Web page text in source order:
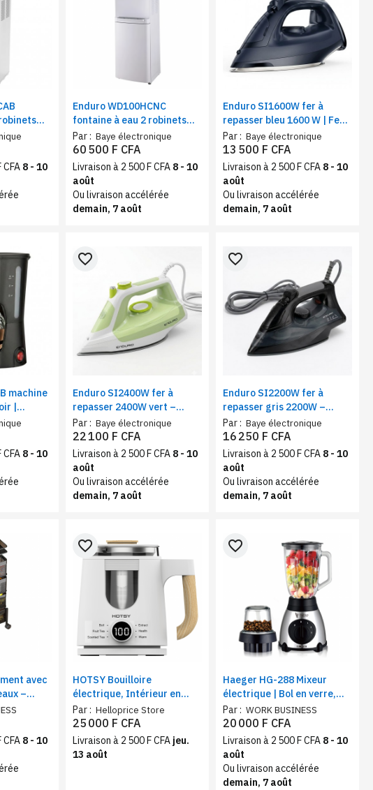
W
CFA 8 - 10
Enduro WD100HCNC
fontaine à eau 2 robinets
blanc | Distributeur d’eau
chaude et froide
Par : Baye électronique
60 500 F CFA
Livraison à 2 500 F CFA 8 - 10
août
Ou livraison accélérée
demain, 7 août
Enduro SI1600W fer à
repasser bleu 1600 W | Fer
vapeur Semelle
antiadhésive, réservoir
250ml
Par : Baye électronique
13 500 F CFA
Livraison à 2 500 F CFA 8 - 10
août
Ou livraison accélérée
demain, 7 août
machine
|
0,6L,
CFA 8 - 10
Enduro SI2400W fer à
repasser 2400W vert –
Repassage vapeur, spray,
semelle céramique,
réservoir 350ml
Par : Baye électronique
favorite_border
22 100 F CFA
Livraison à 2 500 F CFA 8 - 10
août
Ou livraison accélérée
demain, 7 août
Enduro SI2200W fer à
repasser gris 2200W –
Repassage vapeur, spray,
semelle antiadhésive
Par : Baye électronique
favorite_border
16 250 F CFA
Livraison à 2 500 F CFA 8 - 10
août
Ou livraison accélérée
demain, 7 août
avec
–
8 - 10
HOTSY Bouilloire
électrique, Intérieur en
inox Avec Filtre,
Thermostat Réglable,
Températures Préréglées,
0.8L, Puissance 600w
Par : Helloprice Store
favorite_border
25 000 F CFA
Livraison à 2 500 F CFA jeu.
13 août
Haeger HG-288 Mixeur
électrique | Bol en verre,
capacité 1.5 Litres,
Puissance 850Ws
Par : WORK BUSINESS
favorite_border
20 000 F CFA
Livraison à 2 500 F CFA 8 - 10
août
Ou livraison accélérée
demain, 7 août